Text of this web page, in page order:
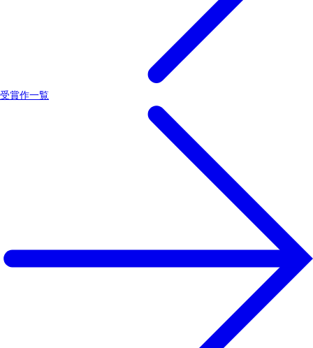
受賞作一覧